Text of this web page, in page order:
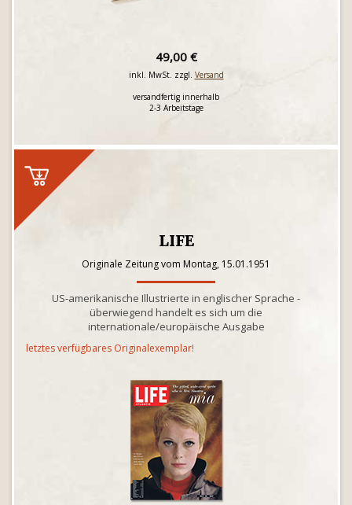
49,00 €
inkl. MwSt. zzgl. Versand
versandfertig innerhalb
2-3 Arbeitstage
LIFE
Originale Zeitung vom Montag, 15.01.1951
US-amerikanische Illustrierte in englischer Sprache -
überwiegend handelt es sich um die
internationale/europäische Ausgabe
letztes verfügbares Originalexemplar!